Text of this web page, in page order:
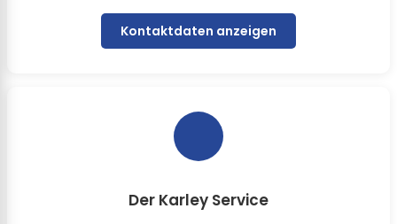
Kontaktdaten anzeigen
Der Karley Service